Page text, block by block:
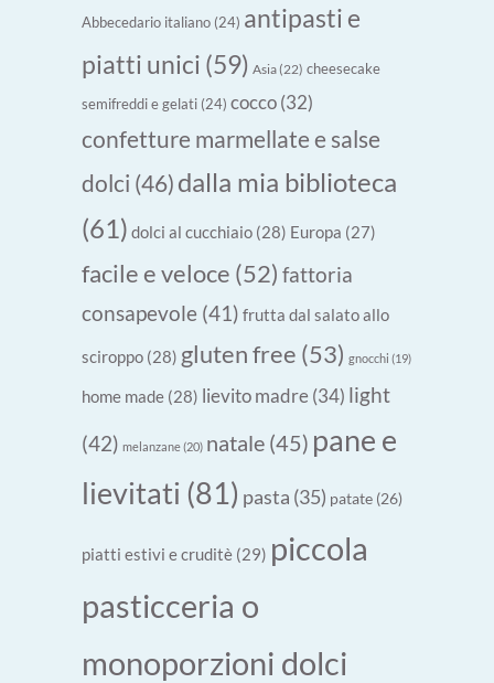
Abbecedario italiano (24) antipasti e
piatti unici (59) Asia(22) cheesecake
semifreddi e gelati (24) cocco (32)
confetture marmellate e salse
dolci (46) dalla mia biblioteca
(61) dolci al cucchiaio (28) Europa (27)
facile e veloce (52) fattoria
consapevole (41) frutta dal salato allo
sciroppo (28) gluten free (53) gnocchi (19)
home made (28) lievito madre(34) light
(42) melanzane(20) natale (45) pane e
lievitati (81) pasta (35) patate (26)
piatti estivi e cruditè (29) piccola
pasticceria o
monoporzioni dolci